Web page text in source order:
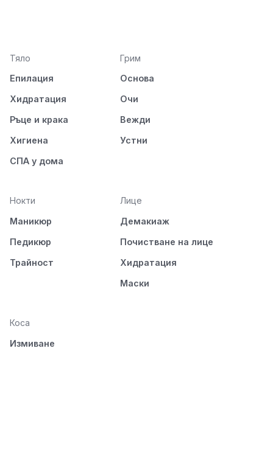
Тяло
Епилация
Хидратация
Ръце и крака
Хигиена
СПА у дома
Грим
Основа
Очи
Вежди
Устни
Нокти
Маникюр
Педикюр
Трайност
Лице
Демакиаж
Почистване на лице
Хидратация
Маски
Коса
Измиване